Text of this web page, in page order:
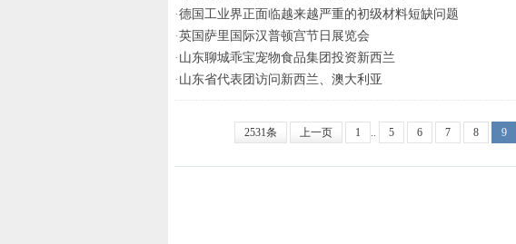
·德国工业界正面临越来越严重的初级材料短缺问题
·英国萨里国际汉普顿宫节日展览会
· 山东聊城乖宝宠物食品集团投资新西兰
· 山东省代表团访问新西兰、澳大利亚
2531条 上一页 1 .. 5 6 7 8 9